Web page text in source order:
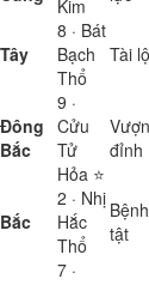
Kim
Tây
8 · Bát
Bạch
Thổ
Tài
Đông
Bắc
9 ·
Cửu
Tử
Hỏa ⭐
đỉnh
Bắc
2 · Nhị
Hắc
Thổ
Bệnh
tật
7 ·